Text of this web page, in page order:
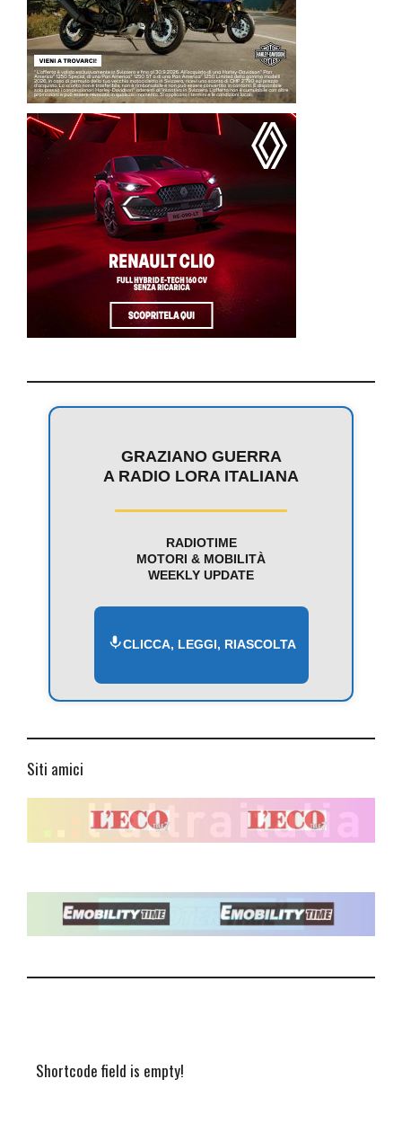
GRAZIANO GUERRA
A RADIO LORA ITALIANA
RADIOTIME
MOTORI & MOBILITÀ
WEEKLY UPDATE
CLICCA, LEGGI, RIASCOLTA
Siti amici
Shortcode field is empty!